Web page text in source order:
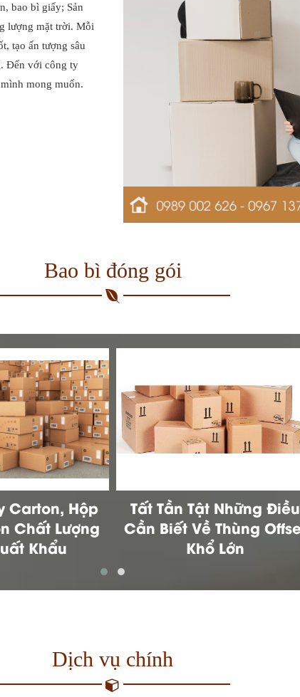
bao bì giấy; Sản
lượng mặt trời. Mỗi
tạo ấn tượng sâu
Đến với công ty
mong muốn.
Bao bì đóng gói
Những Điều
Thùng Offset
Lớn
Thùng Giấy Đựng Khẩu
Trang
Dịch vụ chính